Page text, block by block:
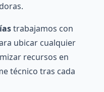
trabajamos con
ubicar cualquier
recursos en
técnico tras cada